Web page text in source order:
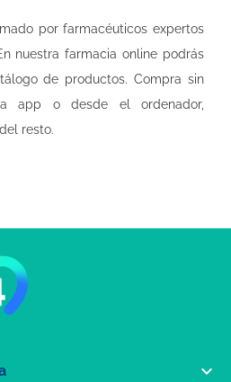
por farmacéuticos expertos
nuestrafarmacia online podrás
de productos. Compra sin
app o desde el ordenador,
resto.
